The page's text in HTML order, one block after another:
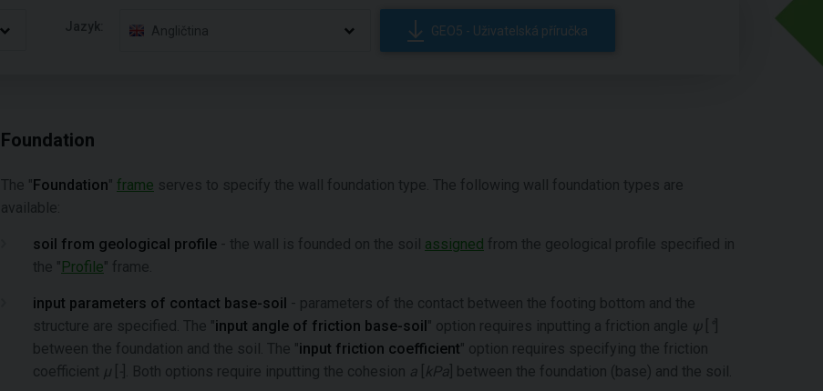
Jazyk: Angličtina GEO5 - Uživatelská příručka
Foundation
The "Foundation" frame serves to specify the wall foundation type. The following wall foundation types are
available:
soil from geological profile - the wall is founded on the soil assigned from the geological profile specified in
the "Profile" frame.
input parameters of contact base-soil - parameters of the contact between the footing bottom and the
structure are specified. The "input angle of friction base-soil" option requires inputting a friction angle ψ
between the foundation and the soil. The "input friction coefficient" option requires specifying the friction
coefficient μ ]. Both options require inputting the cohesion a kPa ] between the foundation (base) and the soil.